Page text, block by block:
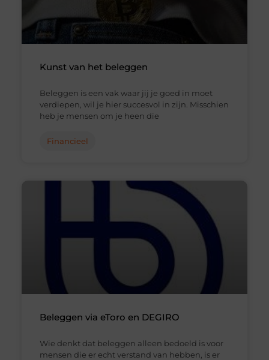
Kunst van het beleggen
Beleggen is een vak waar jij je goed in moet
verdiepen, wil je hier succesvol in zijn. Misschien
heb je mensen om je heen die
Financieel
Beleggen via eToro en DEGIRO
Wie denkt dat beleggen alleen bedoeld is voor
mensen die er echt verstand van hebben, is er